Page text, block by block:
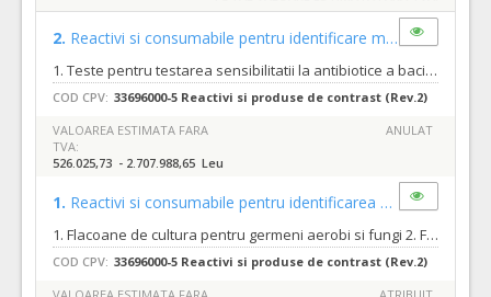
2. Reactivi si consumabile pentru identificare microorganisme si AST
1. Teste pentru testarea sensibilitatii la antibiotice a bacililor Gram negativi fermentativi; 2. Teste pentru testarea sensibilitatii la antibiotice a bacilor Gram negativi fermentativi si nefermentativi (Pseudomonas sp. Acinetobacter sp., etc.) si care se pot folosi si pentru bacili Gram negativi multirezistenti (MDRO); 3. Teste pentru testarea sensibilitatii la antibiotice a Streptococcus pneumoniae streptococcus beta hemolytic si streptococcus viridans; 4. Teste pentru testarea sensibilitatii la antibiotice a speciilor de stafilococi, enterococi, Streptococcus agalactiae; 5. Teste pentru testarea sensibilitatii la antibiotice a speciilor de stafilococi; 6. Teste pentru testarea sensibilitatii la antifungice a speciilor de fungi (levuri); 7. Teste pentru testarea sensibilitatii la antibiotic a bacililor Gram negativi; 8. Teste pentru testarea sensibilitatii la antibiotic a bacililor Gram negativi; 9. Teste pentru testarea sensibilitatii la antibiotic a bacililor Gram negativi nefermentativi; 10. Teste de identificare bacilli Gram negative fermentative si nefermentative GN; 11. Teste de identificare bacilli Gram positive GP; 12. Carduri de identificare fungi YST; 13. Testuri de identificare specii de Haemophilus Kingella, Neisseria, Moraxella NH. Conform specificatiilor din caietul de sarcini care face parte integranta din documentatia de atribuire si constituie ansamblul cerintelor pe baza carora se elaboreaza de catre fiecare ofertant propunerea tehnica.
COD CPV: 33696000-5 Reactivi si produse de contrast (Rev.2)
VALOAREA ESTIMATA FARA
TVA:
526.025,73 - 2.707.988,65 Leu
ANULAT
1. Reactivi si consumabile pentru identificarea hemoculturilor
1. Flacoane de cultura pentru germeni aerobi si fungi 2. Flacoane de cultura pentru germeni anaerobi si facultativ anaerobi 3. Flacoane pentru probe pediatrice 4. Unitati pentru subcultura Conform specificatiilor din caietul de sarcini care face parte integranta din documentatia de atribuire si constituie ansamblul cerintelor pe baza carora se elaboreaza de catre fiecare ofertant propunerea tehnica.
COD CPV: 33696000-5 Reactivi si produse de contrast (Rev.2)